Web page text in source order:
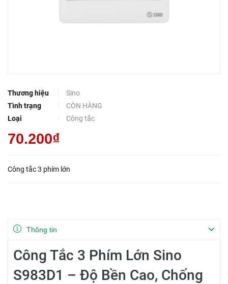
Thương hiệu
Sino
Tình trạng
CÒN HÀNG
Loại
Công tắc
70.200₫
Công tắc 3 phím lớn
Thông tin
Công Tắc 3 Phím Lớn Sino
S983D1 – Độ Bền Cao, Chống